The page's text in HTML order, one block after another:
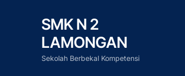
SMK N 2
LAMONGAN
Sekolah Berbekal Kompetensi